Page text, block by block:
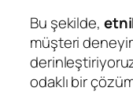
Bu şekilde,
müşteri
odaklı bir